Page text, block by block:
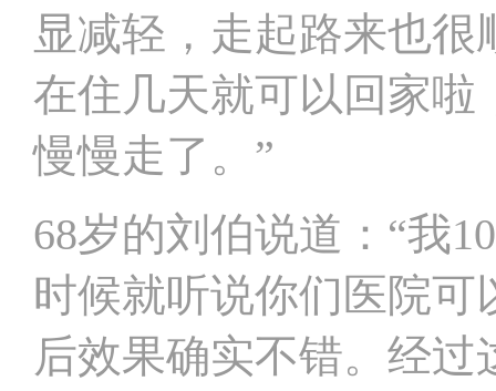
显减轻，走起路来也
在住几天就可以回家
慢慢走了。”
68岁的刘伯说道：“我
时候就听说你们医院
后效果确实不错。经